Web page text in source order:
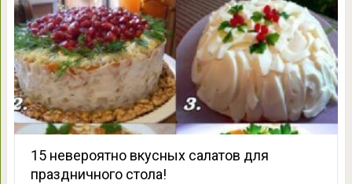
15 невероятно вкусных салатов для
праздничного стола!